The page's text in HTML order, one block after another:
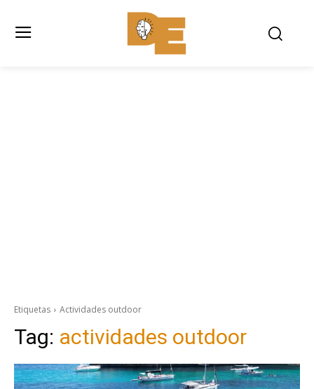
Etiquetas Actividades outdoor
Tag: actividades outdoor